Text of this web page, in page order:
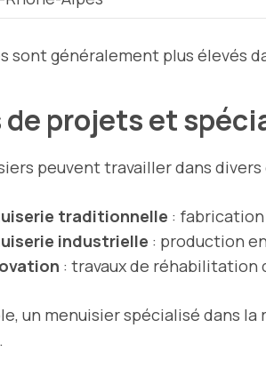
sont généralement plus élevés
de projets et
peuvent travailler dans
traditionnelle :
industrielle : production
: travaux de réhabilitation
un menuisier spécialisé dans